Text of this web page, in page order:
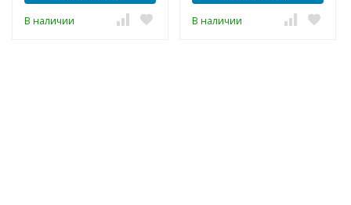
В наличии В наличии